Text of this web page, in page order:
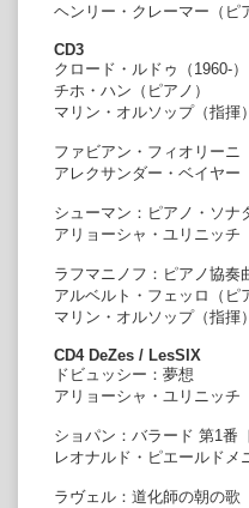
ヘンリー・クレーマー（ピ
CD3
クロード・ルドゥ（1960-
チホ・ハン（ピアノ）
マリン・オルソップ（指揮
ファビアン・フィオリーニ
アレクサンダー・ベイヤー
シューマン：ピアノ・ソナ
アリョーシャ・ユリニッチ
ラフマニノフ：ピアノ協奏
アルベルト・フェッロ（ピ
マリン・オルソップ（指揮
CD4 DeZes / LesSIX
ドビュッシー：夢想
アリョーシャ・ユリニッチ
ショパン：バラード 第1番
レオナルド・ピエールドメ
ラヴェル：道化師の朝の歌